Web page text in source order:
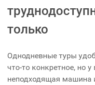
только
Однодневные туры
что-то конкретное, но
неподходящая машина